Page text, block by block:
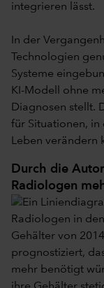
integrieren lässt.
In der
Technologien
Systeme
KI-Modell ohne
Diagnosen stellt.
für Situationen, in
Leben verändern
Durch die
Radiologen